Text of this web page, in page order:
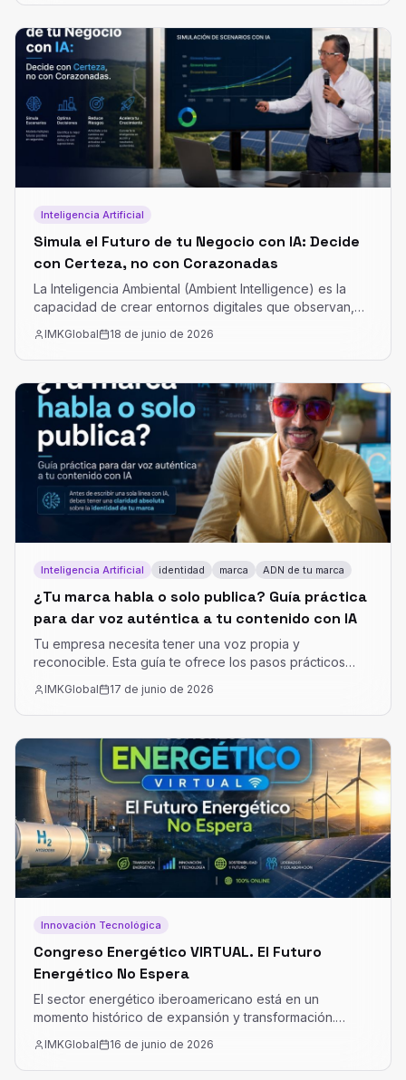
redefine por completo la productividad y la estrategia
Inteligencia Artificial
Simula el Futuro de tu Negocio con IA: Decide
con Certeza, no con Corazonadas
La Inteligencia Ambiental (Ambient Intelligence) es la
capacidad de crear entornos digitales que observan,
Esto se logra combinando datos internos de la empresa
con variables externas del mercado. La inteligencia
permite elegir qué riesgos vale la pena asumir y cuáles
es mejor evitar
IMKGlobal 18 de junio de 2026
Inteligencia Artificial identidad marca ADN de tu marca
¿Tu marca habla o solo publica? Guía práctica
para dar voz auténtica a tu contenido con IA
Tu empresa necesita tener una voz propia y
reconocible. Esta guía te ofrece los pasos prácticos
y sea efectivo para atraer a tus clientes ideales.
IMKGlobal 17 de junio de 2026
Innovación Tecnológica
Congreso Energético VIRTUAL. El Futuro
Energético No Espera
El sector energético iberoamericano está en un
momento histórico de expansión y transformación.
México, Colombia, Chile, Brasil, Argentina y Perú
aceleran sus planes de electrificación y desarrollo de
IMKGlobal 16 de junio de 2026